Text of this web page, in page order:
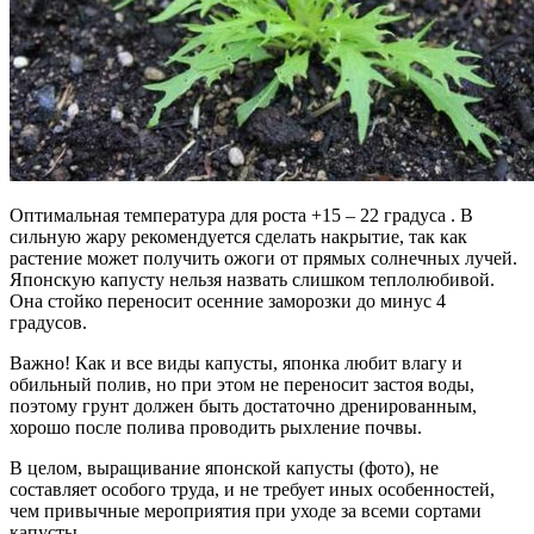
Оптимальная температура для роста +15 – 22 градуса . В
сильную жару рекомендуется сделать накрытие, так как
растение может получить ожоги от прямых солнечных лучей.
Японскую капусту нельзя назвать слишком теплолюбивой.
Она стойко переносит осенние заморозки до минус 4
градусов.
Важно! Как и все виды капусты, японка любит влагу и
обильный полив, но при этом не переносит застоя воды,
поэтому грунт должен быть достаточно дренированным,
хорошо после полива проводить рыхление почвы.
В целом, выращивание японской капусты (фото), не
составляет особого труда, и не требует иных особенностей,
чем привычные мероприятия при уходе за всеми сортами